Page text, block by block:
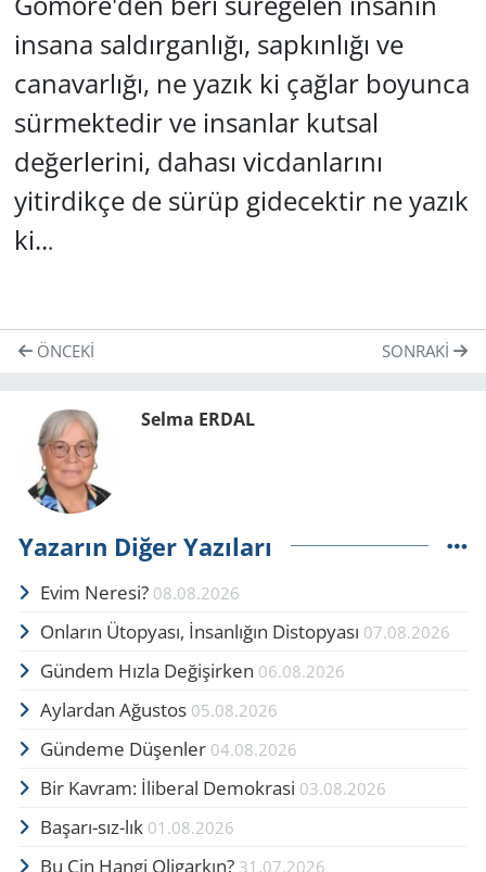
insana saldırganlığı, sapkınlığı ve
canavarlığı, ne yazık ki çağlar boyunca
sürmektedir ve insanlar kutsal
değerlerini, dahası vicdanlarını
yitirdikçe de sürüp gidecektir ne yazık
ki...
ÖNCEKI SONRAKI
Selma ERDAL
Yazarın Diğer Yazıları
Evim Neresi? 08.08.2026
Onların Ütopyası, İnsanlığın Distopyası 07.08.2026
Gündem Hızla Değişirken 06.08.2026
Aylardan Ağustos 05.08.2026
Gündeme Düşenler 04.08.2026
Bir Kavram: İliberal Demokrasi 03.08.2026
Başarı-sız-lık 01.08.2026
Bu Cin Hangi Oligarkın? 31.07.2026